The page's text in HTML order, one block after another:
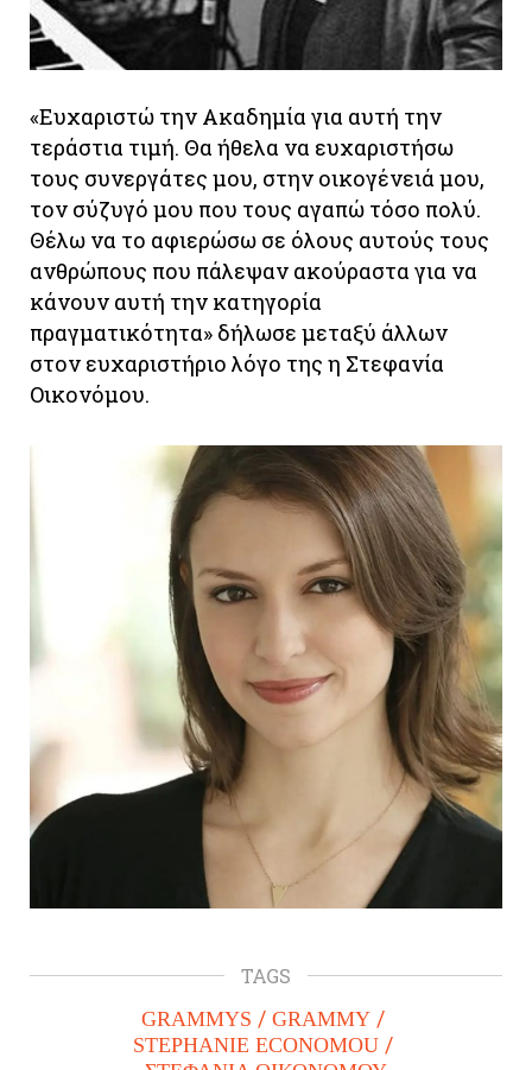
«Ευχαριστώ την Ακαδημία για αυτή την
τεράστια τιμή. Θα ήθελα να ευχαριστήσω
τους συνεργάτες μου, στην οικογένειά μου,
τον σύζυγό μου που τους αγαπώ τόσο πολύ.
Θέλω να το αφιερώσω σε όλους αυτούς τους
ανθρώπους που πάλεψαν ακούραστα για να
κάνουν αυτή την κατηγορία
πραγματικότητα» δήλωσε μεταξύ άλλων
στον ευχαριστήριο λόγο της η Στεφανία
Οικονόμου.
TAGS
GRAMMYS
GRAMMY
STEPHANIE ECONOMOU